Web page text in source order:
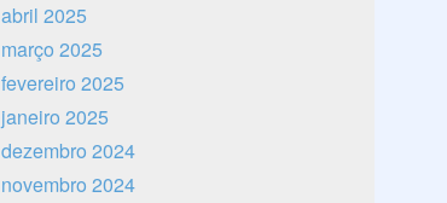
abril 2025
março 2025
fevereiro 2025
janeiro 2025
dezembro 2024
novembro 2024